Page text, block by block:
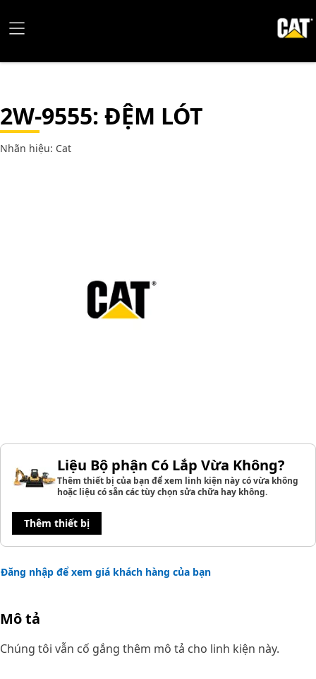
2W-9555: ĐỆM LÓT
Nhãn hiệu: Cat
Liệu Bộ phận Có Lắp Vừa Không?
Thêm thiết bị của bạn để xem linh kiện này có vừa không
hoặc liệu có sẵn các tùy chọn sửa chữa hay không.
Thêm thiết bị
Đăng nhập để xem giá khách hàng của bạn
Mô tả
Chúng tôi vẫn cố gắng thêm mô tả cho linh kiện này.